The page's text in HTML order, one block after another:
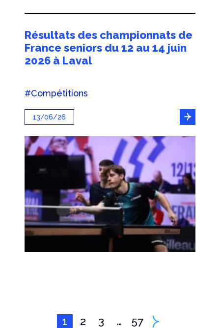
Résultats des championnats de
France seniors du 12 au 14 juin
2026 à Laval
#Compétitions
13/06/26
1 2 3 … 57